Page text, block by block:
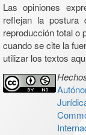
Las opiniones
reflejan la postura
reproducción total o
cuando se cite la
utilizar los textos